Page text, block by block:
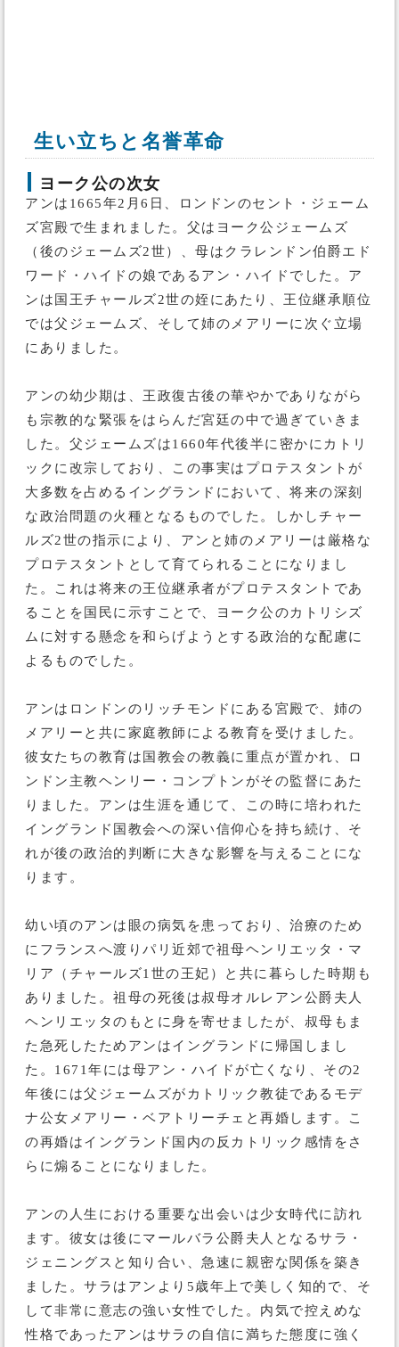
生い立ちと名誉革命
ヨーク公の次女
アンは1665年2月6日、ロンドンのセント・ジェーム
ズ宮殿で生まれました。父はヨーク公ジェームズ
（後のジェームズ2世）、母はクラレンドン伯爵エド
ワード・ハイドの娘であるアン・ハイドでした。ア
ンは国王チャールズ2世の姪にあたり、王位継承順位
では父ジェームズ、そして姉のメアリーに次ぐ立場
にありました。
アンの幼少期は、王政復古後の華やかでありながら
も宗教的な緊張をはらんだ宮廷の中で過ぎていきま
した。父ジェームズは1660年代後半に密かにカトリ
ックに改宗しており、この事実はプロテスタントが
大多数を占めるイングランドにおいて、将来の深刻
な政治問題の火種となるものでした。しかしチャー
ルズ2世の指示により、アンと姉のメアリーは厳格な
プロテスタントとして育てられることになりまし
た。これは将来の王位継承者がプロテスタントであ
ることを国民に示すことで、ヨーク公のカトリシズ
ムに対する懸念を和らげようとする政治的な配慮に
よるものでした。
アンはロンドンのリッチモンドにある宮殿で、姉の
メアリーと共に家庭教師による教育を受けました。
彼女たちの教育は国教会の教義に重点が置かれ、ロ
ンドン主教ヘンリー・コンプトンがその監督にあた
りました。アンは生涯を通じて、この時に培われた
イングランド国教会への深い信仰心を持ち続け、そ
れが後の政治的判断に大きな影響を与えることにな
ります。
幼い頃のアンは眼の病気を患っており、治療のため
にフランスへ渡りパリ近郊で祖母ヘンリエッタ・マ
リア（チャールズ1世の王妃）と共に暮らした時期も
ありました。祖母の死後は叔母オルレアン公爵夫人
ヘンリエッタのもとに身を寄せましたが、叔母もま
た急死したためアンはイングランドに帰国しまし
た。1671年には母アン・ハイドが亡くなり、その2
年後には父ジェームズがカトリック教徒であるモデ
ナ公女メアリー・ベアトリーチェと再婚します。こ
の再婚はイングランド国内の反カトリック感情をさ
らに煽ることになりました。
アンの人生における重要な出会いは少女時代に訪れ
ます。彼女は後にマールバラ公爵夫人となるサラ・
ジェニングスと知り合い、急速に親密な関係を築き
ました。サラはアンより5歳年上で美しく知的で、そ
して非常に意志の強い女性でした。内気で控えめな
性格であったアンはサラの自信に満ちた態度に強く